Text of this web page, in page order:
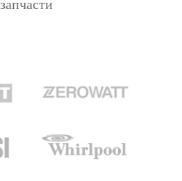
запчасти